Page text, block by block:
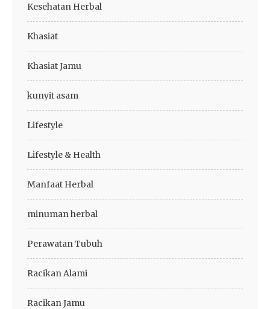
Kesehatan Herbal
Khasiat
Khasiat Jamu
kunyit asam
Lifestyle
Lifestyle & Health
Manfaat Herbal
minuman herbal
Perawatan Tubuh
Racikan Alami
Racikan Jamu